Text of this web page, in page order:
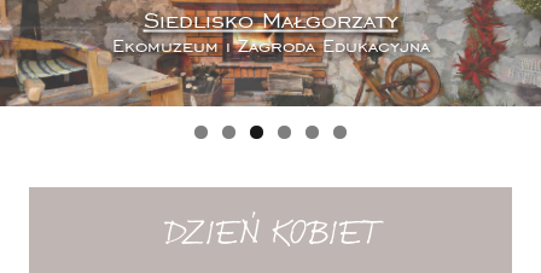
Siedlisko Małgorzaty
Ekomuzeum i Zagroda Edukacyjna
DZIEŃ KOBIET